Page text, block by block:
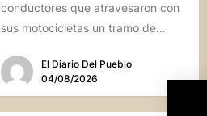
conductores que atravesaron con
sus motocicletas un tramo de
calle...
El Diario Del Pueblo
04/08/2026